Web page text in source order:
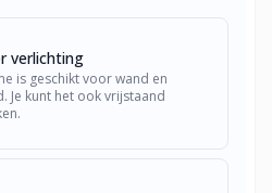
verlichting
is geschikt voor wand en
Je kunt het ook vrijstaand